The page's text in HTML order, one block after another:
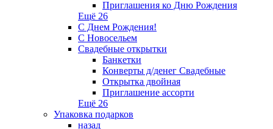
Приглашения ко Дню Рождения
Ещё 26
С Днем Рождения!
С Новосельем
Свадебные открытки
Банкетки
Конверты д/денег Свадебные
Открытка двойная
Приглашение ассорти
Ещё 26
Упаковка подарков
назад